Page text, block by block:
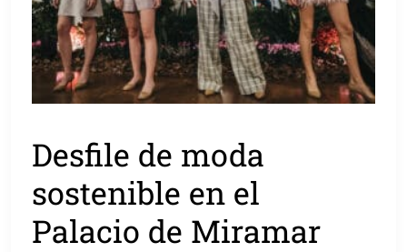
Desfile de moda
sostenible en el
Palacio de Miramar